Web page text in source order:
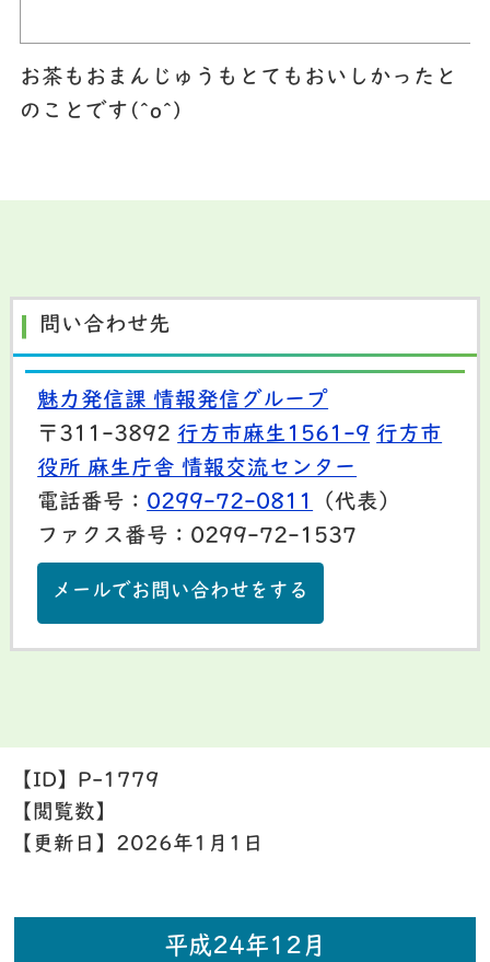
お茶もおまんじゅうもとてもおいしかったと
のことです(^o^)
問い合わせ先
魅力発信課 情報発信グループ
〒311-3892 行方市麻生1561-9 行方市
役所 麻生庁舎 情報交流センター
電話番号： 0299-72-0811
（代表）
ファクス番号：0299-72-1537
メールでお問い合わせをする
【ID】 P-1779
【閲覧数】
【更新日】 2026年1月1日
平成24年12月